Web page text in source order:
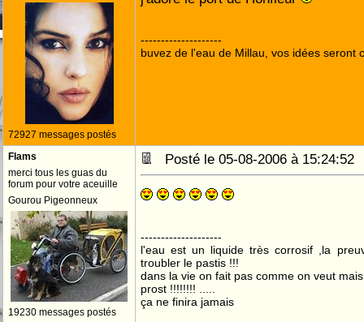
72927 messages postés
--------------------
buvez de l'eau de Millau, vos idées seront
Flams
merci tous les guas du
forum pour votre aceuille
Gourou Pigeonneux
19230 messages postés
Posté le 05-08-2006 à
--------------------
l'eau est un liquide très corrosif ,la
troubler le pastis !!!
dans la vie on fait pas comme on veut
prost !!!!!!!! .....
ça ne finira jamais